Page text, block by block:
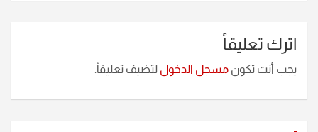
اترك تعليقاً
يجب أنت تكون مسجل الدخول لتضيف تعليقاً.